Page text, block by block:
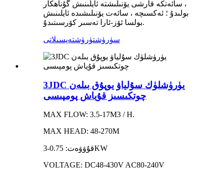
، سائەتكە قارشى يۆنىلىشتە ئايلىنىش گۇناھكار
بولىدۇ ؛ ئەكسىچە ، سائەت يۆنىلىشىدە ئايلىنىش
بولسا ئۆز-ئارا تەسىر كۆرسىتىدۇ.
سۈرۈشتۈرۈشتەپسىلاتى
3JDC يۈرۈشلۈك سۇلياۋ يوپۇق بىلەن
چوتكىسىز قۇياش پومپىسى
MAX FLOW: 3.5-17M3 / H.
MAX HEAD: 48-270M
قۇۋۋەت: 0.75-3KW
VOLTAGE: DC48-430V AC80-240V